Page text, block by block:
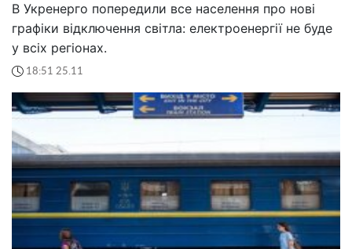
В Укренерго попередили все населення про нові
графіки відключення світла: електроенергії не буде
у всіх регіонах.
18:51 25.11